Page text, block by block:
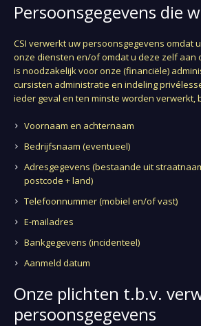
Persoonsgegevens die
CSI verwerkt uw persoonsgegevens omdat
onze diensten en/of omdat u deze zelf aan
is noodzakelijk voor onze (financiële)
cursisten administratie en indeling
ieder geval en ten minste worden verwerkt,
Voornaam en achternaam
Bedrijfsnaam (eventueel)
Adresgegevens (bestaande uit
postcode + land)
Telefoonnummer (mobiel en/of vast)
E-mailadres
Bankgegevens (incidenteel)
Aanmeld datum
Onze plichten t.b.v.
persoonsgegevens